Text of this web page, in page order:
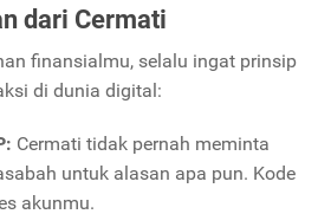
dari Cermati
finansialmu, selalu ingat prinsip
di dunia digital:
Cermati tidak pernah meminta
untuk alasan apa pun. Kode
akunmu.